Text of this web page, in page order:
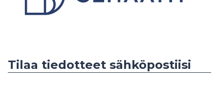
Tilaa tiedotteet sähköpostiisi